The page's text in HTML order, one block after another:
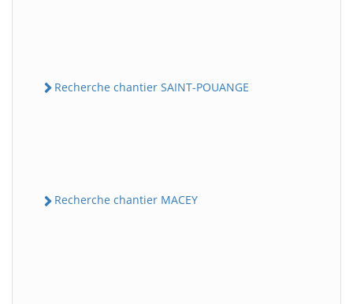
Recherche chantier SAINT-POUANGE
Recherche chantier MACEY